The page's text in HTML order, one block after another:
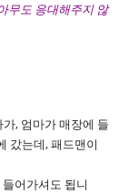
무도 응대해주지 않
, 엄마가 매장에 들
갔는데, 패드맨이
어가셔도 됩니